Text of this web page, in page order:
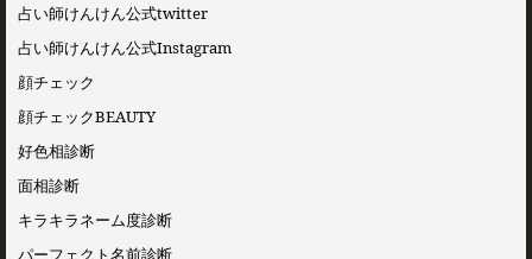
占い師けんけん公式twitter
占い師けんけん公式Instagram
顔チェック
顔チェックBEAUTY
好色相診断
面相診断
キラキラネーム度診断
パーフェクト名前診断